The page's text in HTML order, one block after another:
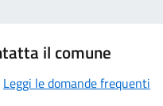
il comune
Leggi le domande frequenti